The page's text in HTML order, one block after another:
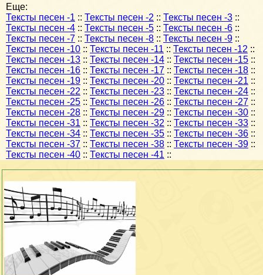
Еще:
Тексты песен -1 :: Тексты песен -2 :: Тексты песен -3 ::
Тексты песен -4 :: Тексты песен -5 :: Тексты песен -6 ::
Тексты песен -7 :: Тексты песен -8 :: Тексты песен -9 ::
Тексты песен -10 :: Тексты песен -11 :: Тексты песен -12 ::
Тексты песен -13 :: Тексты песен -14 :: Тексты песен -15 ::
Тексты песен -16 :: Тексты песен -17 :: Тексты песен -18 ::
Тексты песен -19 :: Тексты песен -20 :: Тексты песен -21 ::
Тексты песен -22 :: Тексты песен -23 :: Тексты песен -24 ::
Тексты песен -25 :: Тексты песен -26 :: Тексты песен -27 ::
Тексты песен -28 :: Тексты песен -29 :: Тексты песен -30 ::
Тексты песен -31 :: Тексты песен -32 :: Тексты песен -33 ::
Тексты песен -34 :: Тексты песен -35 :: Тексты песен -36 ::
Тексты песен -37 :: Тексты песен -38 :: Тексты песен -39 ::
Тексты песен -40 :: Тексты песен -41 ::